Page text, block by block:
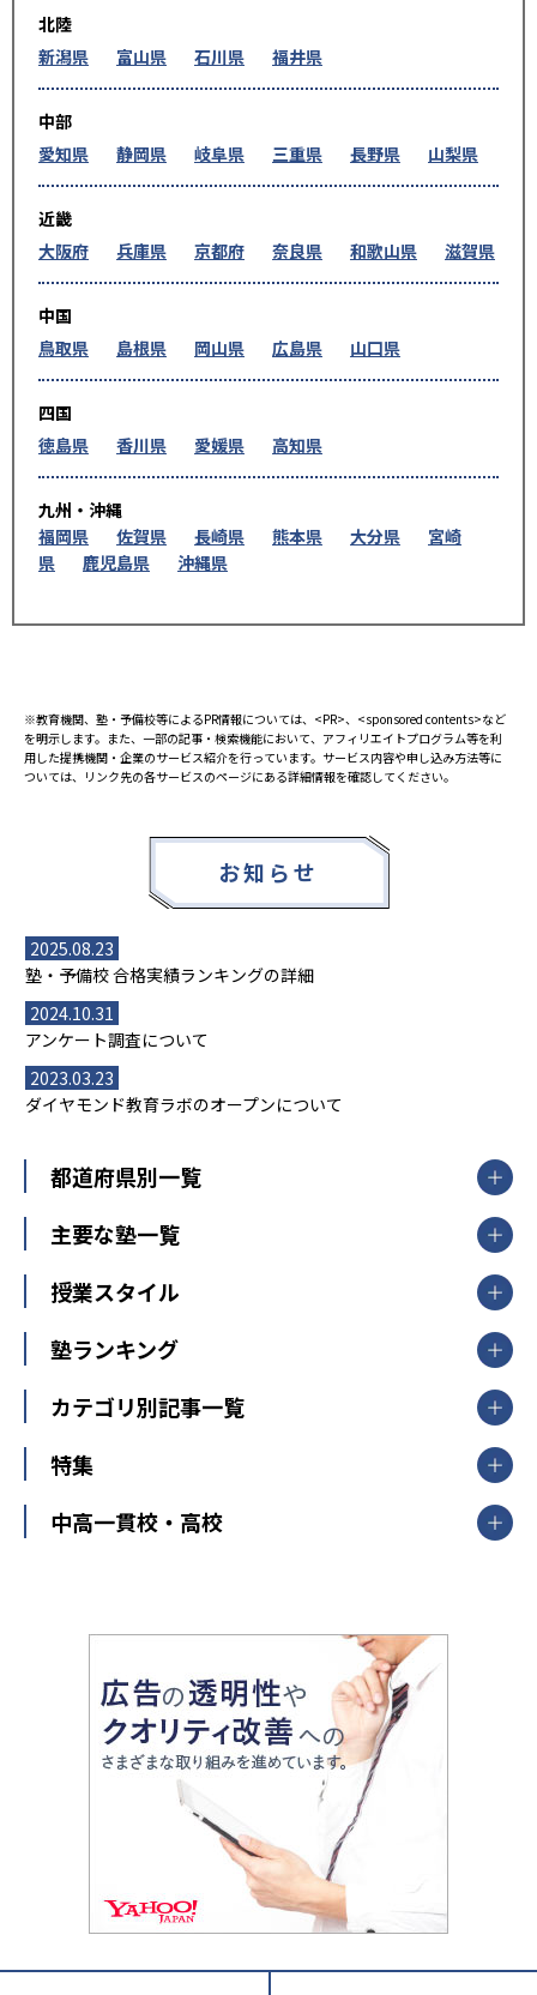
北陸
新潟県
富山県 石川県 福井県
中部
愛知県
静岡県 岐阜県 三重県 長野県 山梨県
近畿
大阪府
兵庫県 京都府 奈良県 和歌山県 滋賀県
中国
鳥取県
島根県 岡山県 広島県 山口県
四国
徳島県
香川県 愛媛県 高知県
九州・沖縄
福岡県
佐賀県 長崎県 熊本県 大分県
宮崎
県
鹿児島県 沖縄県
※教育機関、塾・予備校等によるPR情報については、<PR>、<sponsored contents>など
を明示します。また、一部の記事・検索機能において、アフィリエイトプログラム等を利
用した提携機関・企業のサービス紹介を行っています。サービス内容や申し込み方法等に
ついては、リンク先の各サービスのページにある詳細情報を確認してください。
お知らせ
2025.08.23
塾・予備校 合格実績ランキングの詳細
2024.10.31
アンケート調査について
2023.03.23
ダイヤモンド教育ラボのオープンについて
都道府県別一覧
北海道・東北
山形県
福島県
関東
東京都
神奈川県
茨城県
栃木県
群馬県
新潟県
中部
愛知県
静岡県
長野県
大阪府
兵庫県 京都府 奈良県
和歌山県
鳥取県
島根県 岡山県 広島県
香川県
高知県
長崎県 熊本県
鹿児島県 沖縄県
主要な塾一覧
【掲載塾一覧を見る】
東京個別指導学院
明光義塾
個別教室のトライ
武田塾
授業スタイル
個別指導
オンライン指導
塾ランキング
中学受験ランキング
カテゴリ別記事一覧
中学受験
大学受験
教育全般
大学受験塾の選び方
中学受験に熱心な市区町村ランキング
小学校受験
家庭教師
特集
開成番長直伝！子どもの受験を成功させる方法
運動と遊びを考える
情報Ⅰ、数学が苦手な人注目！最短距離の学力
アップ法
悩み多き「大学受験」相談室
英語・英会話・英検対策
小学校教師が解説！中学受験のリアル
教育ジャーナリストが徹底解説！ 大学受験の羅
中高一貫校・高校
大学入試改革
ママテクエグザム
進化する中高一貫校・高校